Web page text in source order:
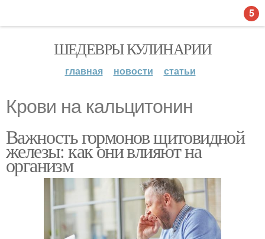
ШЕДЕВРЫ КУЛИНАРИИ
главная новости статьи
Крови на кальцитонин
Важность гормонов щитовидной
железы: как они влияют на
организм
5